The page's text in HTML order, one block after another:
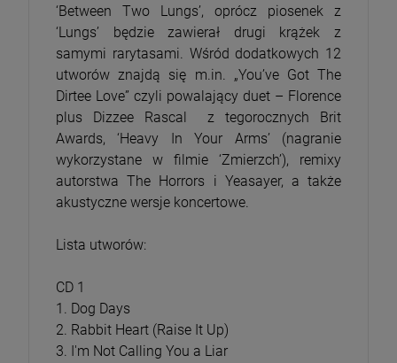
‘Between Two Lungs’, oprócz piosenek z
‘Lungs’ będzie zawierał drugi krążek z
samymi rarytasami. Wśród dodatkowych 12
utworów znajdą się m.in. „You’ve Got The
Dirtee Love” czyli powalający duet – Florence
plus Dizzee Rascal z tegorocznych Brit
Awards, ‘Heavy In Your Arms’ (nagranie
wykorzystane w filmie ‘Zmierzch’), remixy
autorstwa The Horrors i Yeasayer, a także
akustyczne wersje koncertowe.
Lista utworów:
CD 1
1. Dog Days
2. Rabbit Heart (Raise It Up)
3. I'm Not Calling You a Liar